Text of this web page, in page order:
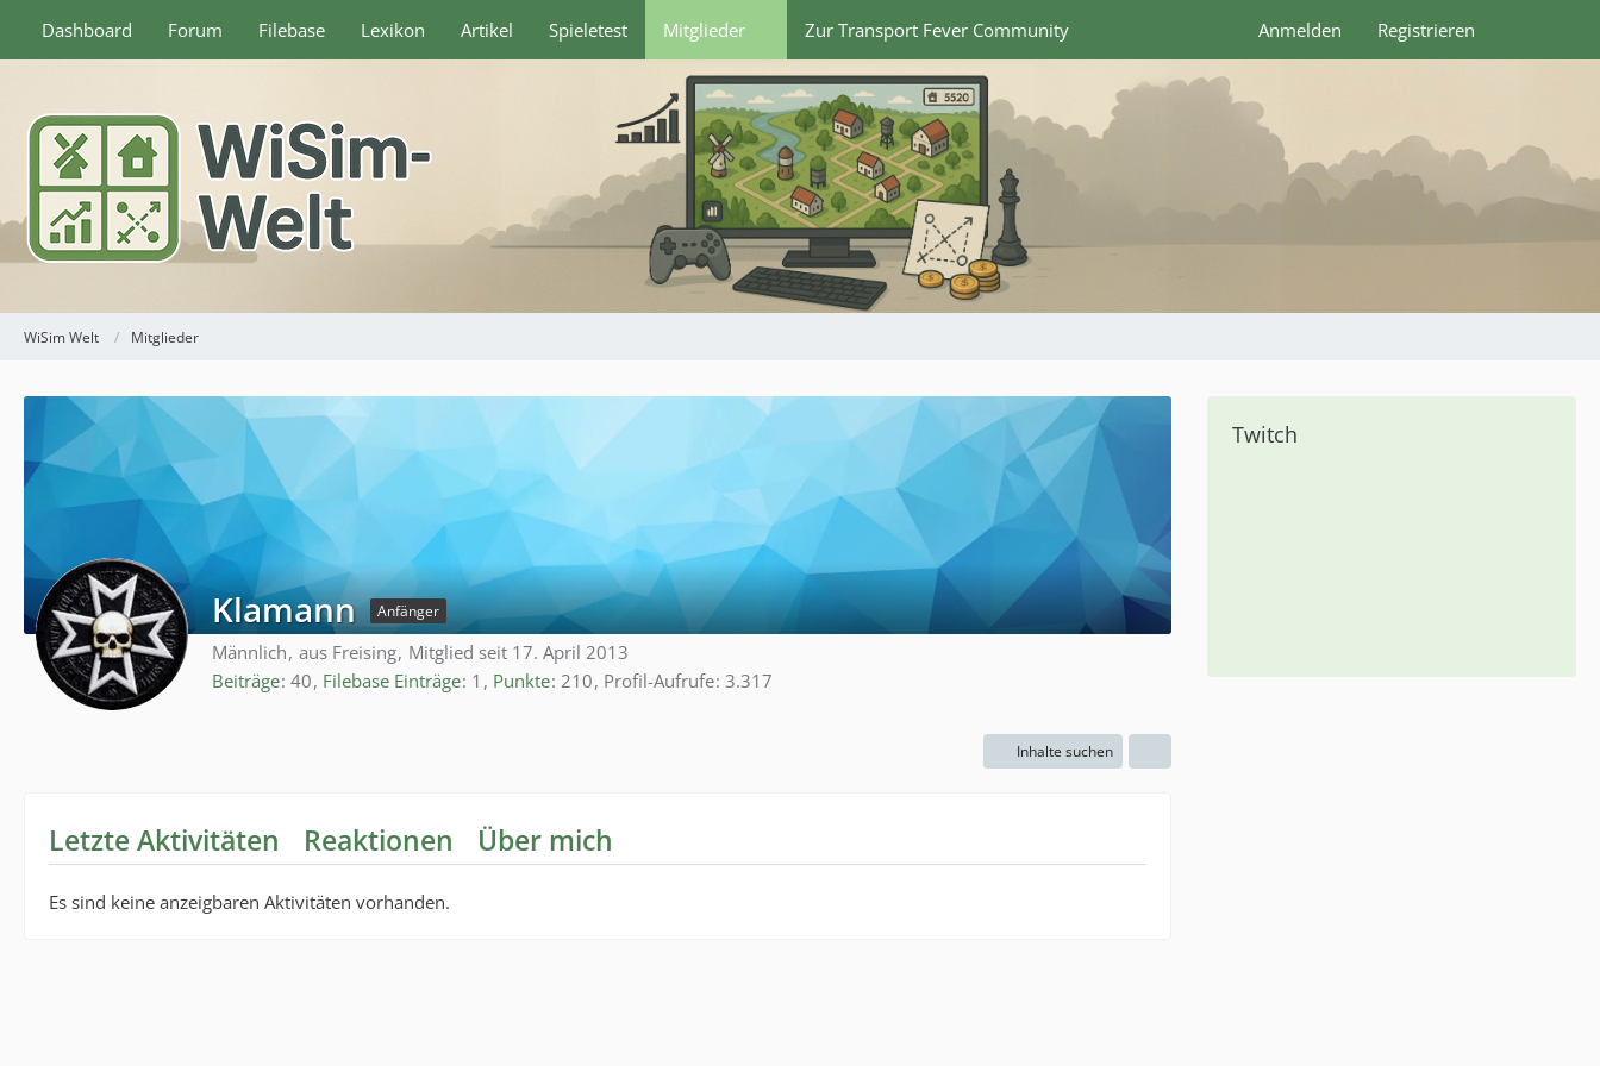
Dashboard Forum Filebase Lexikon Artikel Spieletest Mitglieder Zur Transport Fever Community Anmelden Registrieren
WiSim Welt Mitglieder
Klamann Anfänger
Männlich aus Freising Mitglied seit 17. April 2013
Beiträge 40 Filebase Einträge 1 Punkte 210 Profil-Aufrufe 3.317
Inhalte suchen
Letzte Aktivitäten Reaktionen Über mich
Es sind keine anzeigbaren Aktivitäten vorhanden.
Twitch